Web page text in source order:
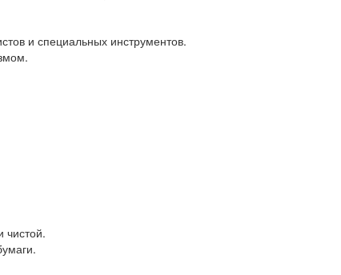
и специальных инструментов.
чистой.